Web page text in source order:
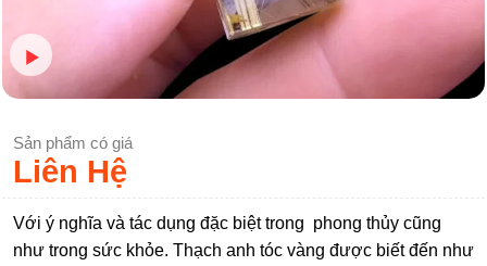
Sản phẩm có giá
Liên Hệ
Với ý nghĩa và tác dụng đặc biệt trong phong thủy cũng
như trong sức khỏe. Thạch anh tóc vàng được biết đến như